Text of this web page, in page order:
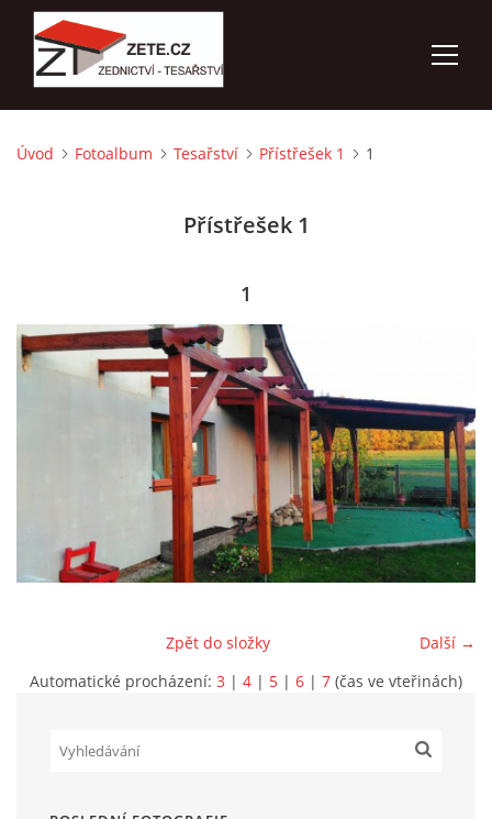
ÚVOD
KONTAKTY
3D VIZUALIZACE
Marek Petruželka
Studýnka 131
Hronov
+420 731561027
zete@zete.cz
www.zete.cz | Nahoru ↑
Úvod Fotoalbum Tesařství Přístřešek 1 1
Přístřešek 1
1
Další →
Zpět do složky
Automatické procházení: 3 | 4 | 5 | 6 | 7 (čas ve vteřinách)